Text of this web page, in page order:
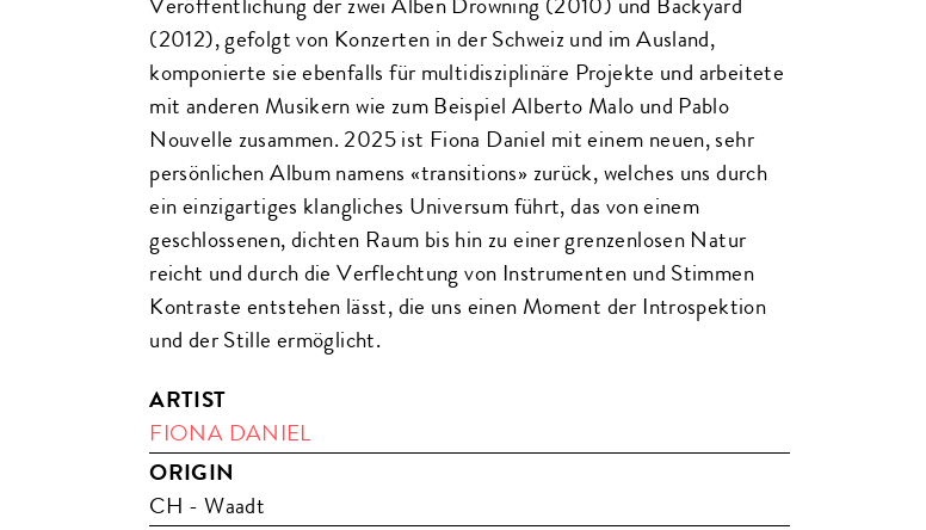
(2012), gefolgt von Konzerten in der Schweiz und im Ausland,
komponierte sie ebenfalls für multidisziplinäre Projekte und arbeitete
mit anderen Musikern wie zum Beispiel Alberto Malo und Pablo
Nouvelle zusammen. 2025 ist Fiona Daniel mit einem neuen, sehr
persönlichen Album namens «transitions» zurück, welches uns durch
ein einzigartiges klangliches Universum führt, das von einem
geschlossenen, dichten Raum bis hin zu einer grenzenlosen Natur
reicht und durch die Verflechtung von Instrumenten und Stimmen
Kontraste entstehen lässt, die uns einen Moment der Introspektion
und der Stille ermöglicht.
ARTIST
FIONA DANIEL
ORIGIN
CH - Waadt